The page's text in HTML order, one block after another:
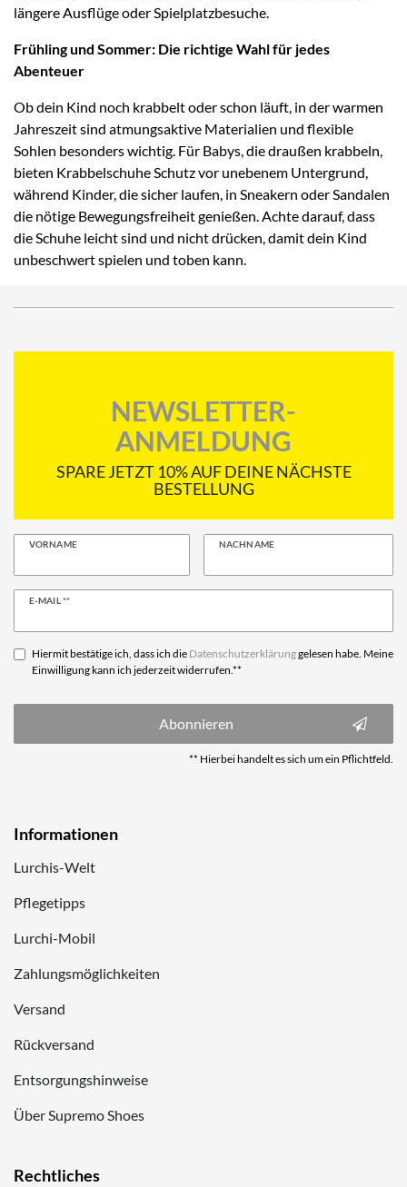
längere Ausflüge oder Spielplatzbesuche.
Frühling und Sommer: Die richtige Wahl für jedes
Abenteuer
Ob dein Kind noch krabbelt oder schon läuft, in der warmen
Jahreszeit sind atmungsaktive Materialien und flexible
Sohlen besonders wichtig. Für Babys, die draußen krabbeln,
bieten Krabbelschuhe Schutz vor unebenem Untergrund,
während Kinder, die sicher laufen, in Sneakern oder Sandalen
die nötige Bewegungsfreiheit genießen. Achte darauf, dass
die Schuhe leicht sind und nicht drücken, damit dein Kind
unbeschwert spielen und toben kann.
NEWSLETTER-
ANMELDUNG
SPARE JETZT 10% AUF DEINE NÄCHSTE
BESTELLUNG
VORNAME NACHNAME
E-MAIL **
Newsletter
Hiermit bestätige ich, dass ich die Daten­schutz­erklärunggelesen habe. Meine
Einwilligung kann ich jederzeit widerrufen.**
Abonnieren
** Hierbei handelt es sich um ein Pflichtfeld.
Informationen
Lurchis-Welt
Pflegetipps
Lurchi-Mobil
Zahlungsmöglichkeiten
Versand
Rückversand
Entsorgungshinweise
Über Supremo Shoes
Rechtliches